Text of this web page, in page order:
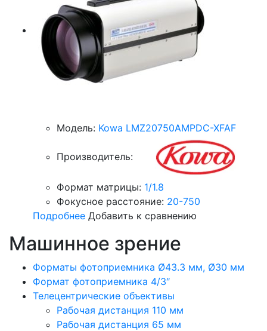
Модель: Kowa LMZ20750AMPDC-XFAF
Производитель:
Формат матрицы: 1/1.8
Фокусное расстояние: 20-750
Подробнее Добавить к сравнению
Машинное зрение
Форматы фотоприемника Ø43.3 мм, Ø30 мм
Формат фотоприемника 4/3″
Телецентрические объективы
Рабочая дистанция 110 мм
Рабочая дистанция 65 мм